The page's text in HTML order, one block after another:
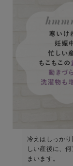
冷えはしっか
しい産後に、
まいます。